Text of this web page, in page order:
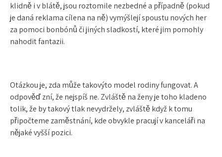
klidně i v blátě, jsou roztomile nezbedné a případně (pokud
je daná reklama cílena na ně) vymýšlejí spoustu nových her
za pomoci bonbónů či jiných sladkostí, které jim pomohly
nahodit fantazii.
Otázkou je, zda může takovýto model rodiny fungovat. A
odpověď zní, že nejspíš ne. Zvláště na ženy je toho kladeno
tolik, že by takový tlak nevydržely, zvláště když k tomu
připočteme zaměstnání, kde obvykle pracují v kanceláři na
nějaké vyšší pozici.